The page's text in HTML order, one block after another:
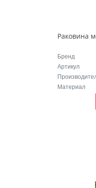
Бренд
Артикул
Материал